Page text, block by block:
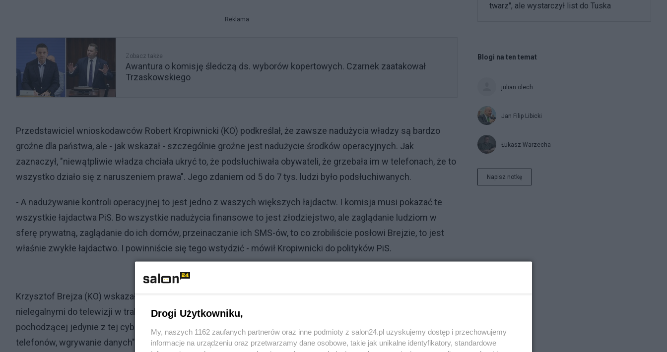
Reklama
Zobacz także
Awantura o komisję śledczą ds. wyborów kopertowych. Czarnek zaatakował
Trzaskowskiego
Przedstawiciel wnioskodawców Robert Kropiwnicki (KO) podkreślał, że zawsze nadużycia władzy są bardzo
groźne dla państwa, ale - jak wskazał - szczególnie groźne jest nadużycie środków operacyjnych. Jak
zaznaczył, "niewątpliwie władza chciała ukryć to, że podsłuchiwała obywateli, że grzebała im w telefonach, że to
wszystko działo się z naruszeniem prawa". Jego zdaniem od 5 do 7 tys. ludzi było podsłuchiwanych.
- A nadużywanie kontroli operacyjnej to jest jedno z waszych większych łajdactw. I komisja musi pokazać te
wszystkie łajdactwa PiS. Bo wszystkie nadużycia finansowe to jest złodziejstwo, ale zaglądanie ludziom w
sferę prywatną, zaglądanie do ich domów, przeinaczanie ich SMS-ów, to co zrobiliście posłowi Brejzie, to jest
właśnie zwykłe łajdactwo. I powinniście się tego wstydzić - mówił Kropiwnicki do polityków PiS.
Krzysztof Brejza (KO) wskazał, że komisja śledcza ujawni m.in. kto stał za kontrolowanymi wyciekami
nielegalnymi do telewizji w trakcie kampanii w 2019 r, w tym "wyciekami korespondencji zafałszowanej
pochodzącej jedynie z tej cyberbroni". Komisja ma wyjaśnić także kto odpowiada za "łamanie zabezpieczeń
telefonów, wgrywanie danych".
twarz", ale wystarczył list do Tuska
Blogi na ten temat
julian olech
Jan Filip Libicki
Łukasz Warzecha
Napisz notkę
Drogi Użytkowniku,
My, naszych 1162 zaufanych partnerów oraz inne podmioty z salon24.pl uzyskujemy dostęp i przechowujemy
informacje na urządzeniu oraz przetwarzamy dane osobowe, takie jak unikalne identyfikatory, standardowe